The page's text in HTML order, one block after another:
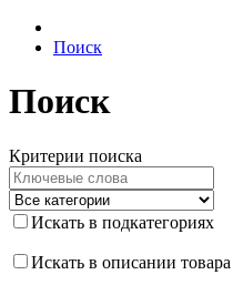
Поиск
Поиск
Критерии поиска
Искать в подкатегориях
Искать в описании товара